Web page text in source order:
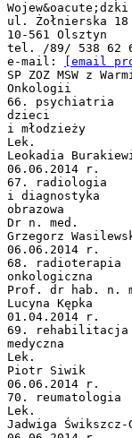
ul. Żołnierska 18
10-561 Olsztyn
tel. /89/ 538 62
e-mail:
[email
SP ZOZ MSW z
Onkologii
66. psychiatria
dzieci
i młodzieży
Lek.
Leokadia
06.06.2014 r.
67. radiologia
i diagnostyka
obrazowa
Dr n. med.
Grzegorz
06.06.2014 r.
68. radioterapia
onkologiczna
Prof. dr hab. n.
Lucyna Kępka
01.04.2014 r.
69. rehabilitacja
medyczna
Lek.
Piotr Siwik
06.06.2014 r.
70. reumatologia
Lek.
Jadwiga Świkszcz-